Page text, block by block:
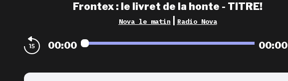
Frontex : le livret de la honte - TITRE!
Nova le matin Radio Nova
00:00 00:00